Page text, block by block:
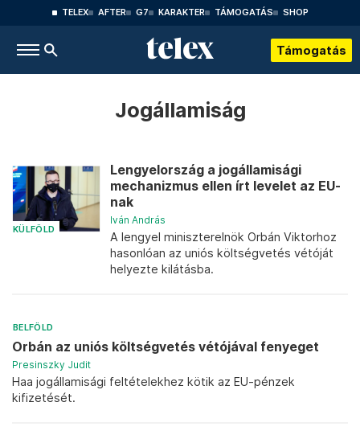
TELEX AFTER G7 KARAKTER TÁMOGATÁS SHOP
Támogatás
Jogállamiság
KÜLFÖLD
Lengyelország a jogállamisági
mechanizmus ellen írt levelet az EU-
nak
Iván András
A lengyel miniszterelnök Orbán Viktorhoz
hasonlóan az uniós költségvetés vétóját
helyezte kilátásba.
BELFÖLD
Orbán az uniós költségvetés vétójával fenyeget
Presinszky Judit
Haa jogállamisági feltételekhez kötik az EU-pénzek
kifizetését.